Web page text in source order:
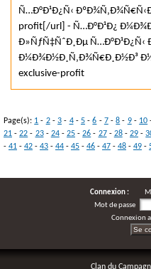
Connexion :
Mot de passe
Connexion
Ñ…Ð°Ð¹Ð¿Ñ‹
profit[/url] - Ñ…Ð°Ð¹Ð¿
Ð»ÑƒÑ‡ÑˆÐ¸Ðµ Ñ…Ð°Ð¹Ð¿Ñ‹
Ð¼Ð¾Ð½Ð¸Ñ‚Ð¾Ñ€Ð¸Ð½Ð³
exclusive-profit
Page(s): 1 - 2-3 - 4- 5-6 - 7-8 - 9- 10
21 -22 - 23- 24- 25 -26 - 27- 28- 29 -
- 41 - 42 - 43 - 44 - 45 - 46 - 47 - 48 - 49 -
Clan du